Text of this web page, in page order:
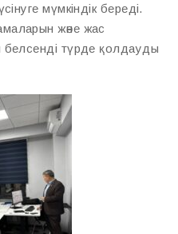
мүмкіндік береді.
және жас
белсенді түрде қолдауды